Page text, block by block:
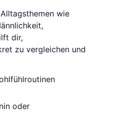
wie
dir,
zu vergleichen und
oder